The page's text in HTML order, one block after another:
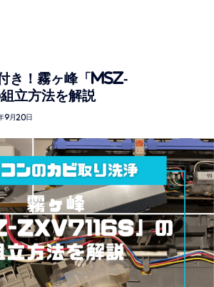
き！霧ヶ峰「MSZ-
立方法を解説
9月20日